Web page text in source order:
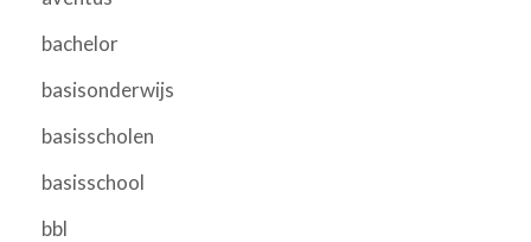
bachelor
basisonderwijs
basisscholen
basisschool
bbl